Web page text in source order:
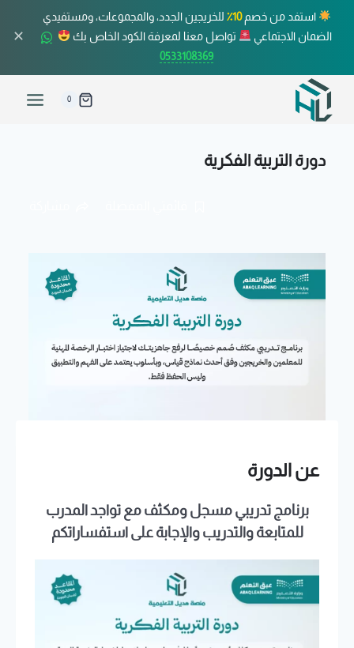
استفد من خصم10٪
للخريجين الجدد، والمجموعات، ومستفيدي
الضمان الاجتماعي
تواصل معنا لمعرفة الكود الخاص بك
0533108369
✕
0
دورة التربية الفكرية
عن الدورة
برنامج تدريبي مسجل ومكثف مع تواجد المدرب
للمتابعة والتدريب والإجابة على استفساراتكم